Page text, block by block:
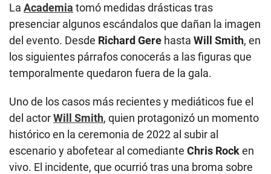
La Academia tomó medidas drásticas tras
presenciar algunos escándalos que dañan la imagen
del evento. Desde Richard Gere hasta Will Smith, en
los siguientes párrafos conocerás a las figuras que
temporalmente quedaron fuera de la gala.
Uno de los casos más recientes y mediáticos fue el
del actorWill Smith, quien protagonizó un momento
histórico en la ceremonia de 2022 al subir al
escenario y abofetear al comediante Chris Rocken
vivo. El incidente, que ocurrió tras una broma sobre